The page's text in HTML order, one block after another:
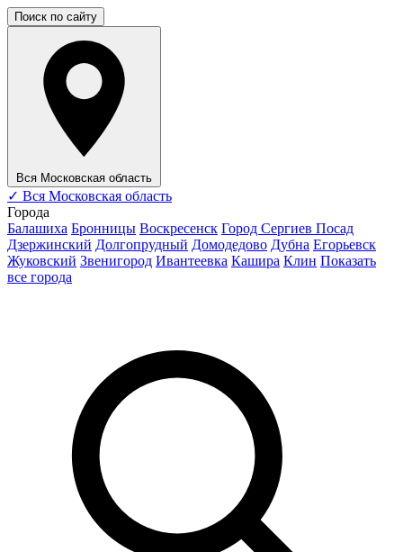
Поиск по сайту
Вся Московская область
✓ Вся Московская область
Города
Балашиха Бронницы Воскресенск Город Сергиев Посад
Дзержинский Долгопрудный Домодедово Дубна Егорьевск
Жуковский Звенигород Ивантеевка Кашира Клин Показать
все города